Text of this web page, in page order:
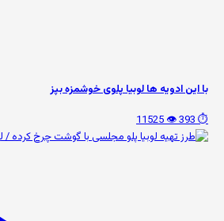
با این ادویه ها لوبیا پلوی خوشمزه بپز
⏱️ 393
👁️ 11525